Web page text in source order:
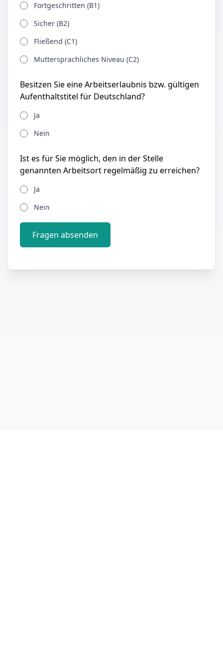
Fortgeschritten (B1)
Sicher (B2)
Fließend (C1)
Muttersprachliches Niveau (C2)
Besitzen Sie eine Arbeitserlaubnis bzw. gültigen
Aufenthaltstitel für Deutschland?
Ja
Nein
Ist es für Sie möglich, den in der Stelle
genannten Arbeitsort regelmäßig zu erreichen?
Ja
Nein
Fragen absenden